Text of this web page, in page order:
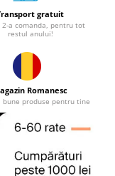
gratuit
2-a comanda, pentru tot
restul anului!
Romanesc
bune produse pentru tine